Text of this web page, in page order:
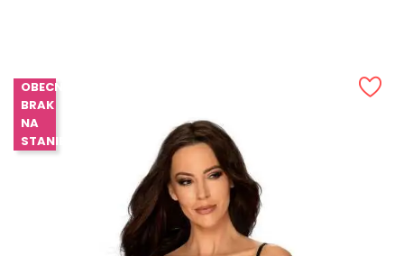
OBECNIE
BRAK
NA
STANIE